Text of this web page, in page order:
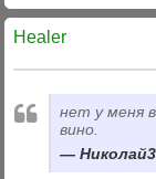
Healer
нет у меня
вино.